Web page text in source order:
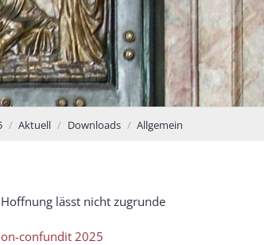
Aktuell Downloads Allgemein
lässt nicht zugrunde
confundit 2025